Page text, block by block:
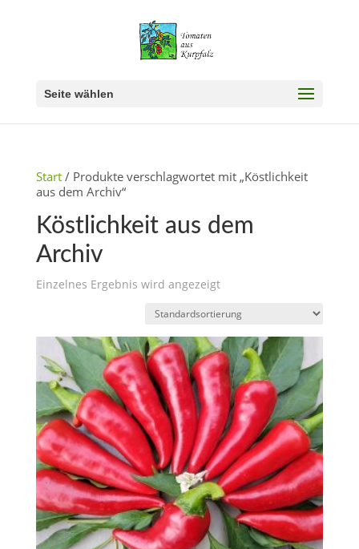
Seite wählen
Start/ Produkte verschlagwortet mit „Köstlichkeit
aus dem Archiv“
Köstlichkeit aus dem
Archiv
Einzelnes Ergebnis wird angezeigt